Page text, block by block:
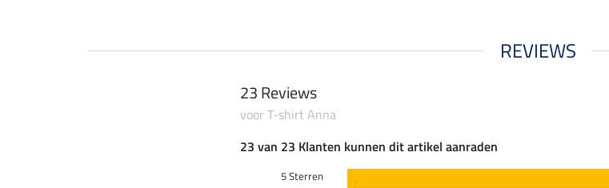
REVIEWS
23 Reviews
voor T-shirt Anna
23 van 23 Klanten kunnen dit artikel aanraden
5 Sterren